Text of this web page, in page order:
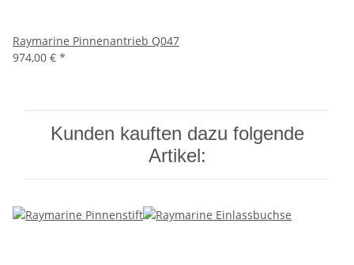
Raymarine Pinnenantrieb Q047
974,00 € *
Kunden kauften dazu folgende
Artikel: